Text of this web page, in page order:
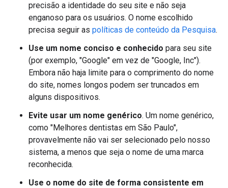
precisão a identidade do seu site e não seja
enganoso para os usuários. O nome escolhido
precisa seguir as políticas de conteúdo da Pesquisa.
Use um nome conciso e conhecido para seu site
(por exemplo, "Google" em vez de "Google, Inc").
Embora não haja limite para o comprimento do nome
do site, nomes longos podem ser truncados em
alguns dispositivos.
Evite usar um nome genérico. Um nome genérico,
como "Melhores dentistas em São Paulo",
provavelmente não vai ser selecionado pelo nosso
sistema, a menos que seja o nome de uma marca
reconhecida.
Use o nome do site de forma consistente em